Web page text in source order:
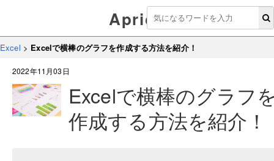
Aprico
Excel > Excelで横棒のグラフを作成する方法を紹介！
2022年11月03日
Excelで横棒のグラフ
作成する方法を紹介！